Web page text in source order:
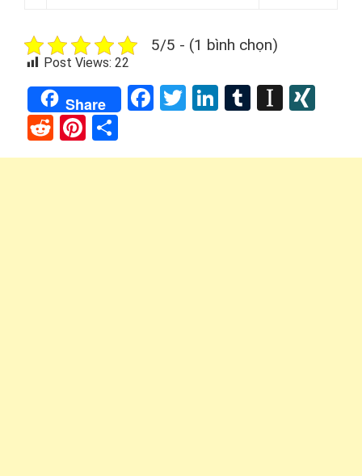
5/5 - (1 bình chọn)
Post Views: 22
Share Facebook
TwitterLinkedIn
Tumblr
RedditPinterest